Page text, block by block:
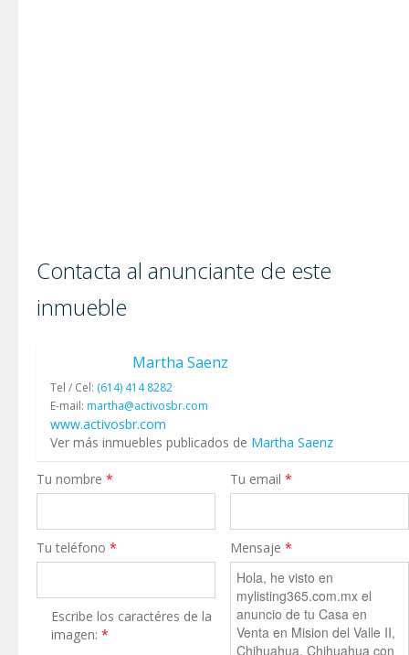
Contacta al anunciante de este
inmueble
Martha Saenz
Tel / Cel: (614) 414 8282
E-mail: martha@activosbr.com
www.activosbr.com
Ver más inmuebles publicados de Martha Saenz
Tu nombre * Tu email*
Tu teléfono * Mensaje*
Escribe los caractéres de la
imagen:*